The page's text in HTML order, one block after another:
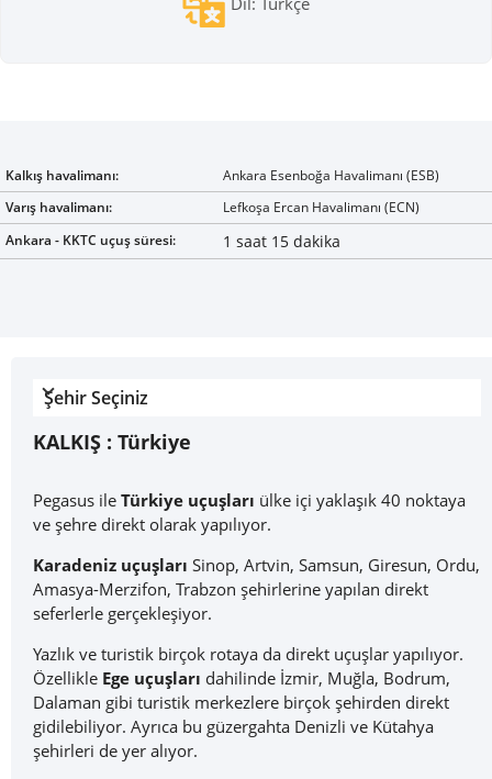
Kalkış havalimanı:
Ankara Esenboğa Havalimanı (ESB)
Varış havalimanı:
Lefkoşa Ercan Havalimanı (ECN)
Ankara - KKTC uçuş süresi:
1 saat 15 dakika
Şehir Seçiniz
KALKIŞ : Türkiye
Pegasus ile Türkiye uçuşları ülke içi yaklaşık 40 noktaya
ve şehre direkt olarak yapılıyor.
Karadeniz uçuşları Sinop, Artvin, Samsun, Giresun, Ordu,
Amasya-Merzifon, Trabzon şehirlerine yapılan direkt
seferlerle gerçekleşiyor.
Yazlık ve turistik birçok rotaya da direkt uçuşlar yapılıyor.
Özellikle Ege uçuşları dahilinde İzmir, Muğla, Bodrum,
Dalaman gibi turistik merkezlere birçok şehirden direkt
gidilebiliyor. Ayrıca bu güzergahta Denizli ve Kütahya
şehirleri de yer alıyor.